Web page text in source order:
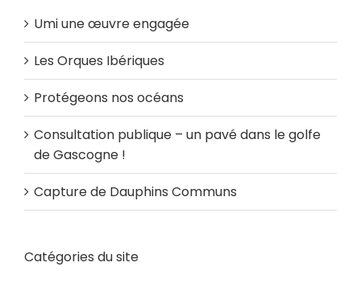
Umi une œuvre engagée
Les Orques Ibériques
Protégeons nos océans
Consultation publique – un pavé dans le golfe
de Gascogne !
Capture de Dauphins Communs
Catégories du site